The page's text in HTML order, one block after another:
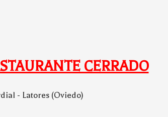
CERRADO
- Latores (Oviedo)